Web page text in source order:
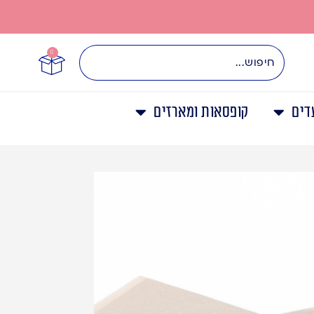
0
קופסאות ומארזים